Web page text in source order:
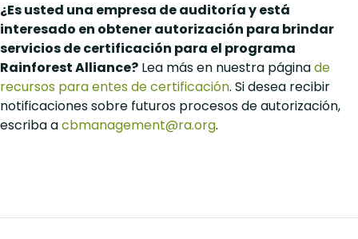
¿Es usted una empresa de auditoría y está
interesado en obtener autorización para brindar
servicios de certificación para el programa
Rainforest Alliance? Lea más en nuestra páginade
recursos para entes de certificación. Si desea recibir
notificaciones sobre futuros procesos de autorización,
escriba acbmanagement@ra.org.